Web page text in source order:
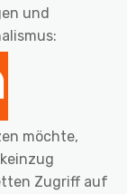
und
möchte,
Zugriff auf